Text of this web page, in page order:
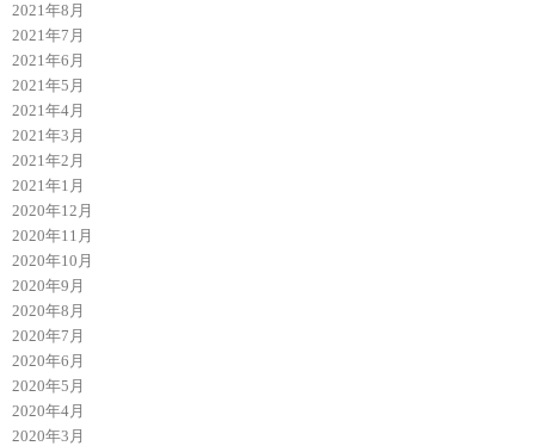
2021年8月
2021年7月
2021年6月
2021年5月
2021年4月
2021年3月
2021年2月
2021年1月
2020年12月
2020年11月
2020年10月
2020年9月
2020年8月
2020年7月
2020年6月
2020年5月
2020年4月
2020年3月